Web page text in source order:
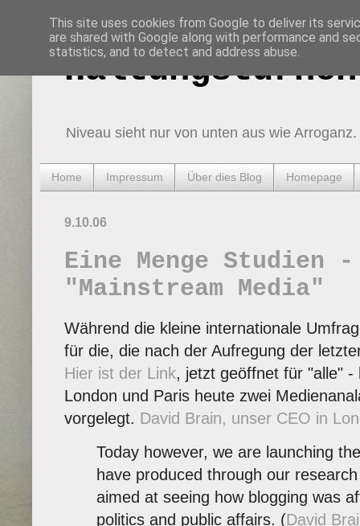
Haltungsturnen
Niveau sieht nur von unten aus wie Arroganz.
Home Impressum Über dies Blog Homepage
9.10.06
Eine Menge Studien
"Mainstream Media"
Während die kleine internationale
für die, die nach der Aufregung der
Hier ist der Link, jetzt geöffnet für "alle" -
London und Paris heute zwei
vorgelegt. David Brain, unser CEO in
Today however, we are launching
have produced through our
aimed at seeing how blogging was
politics and public affairs. (David
This site uses cookies from Google to deliver its
are shared with Google along with performance and
statistics, and to detect and address abuse.